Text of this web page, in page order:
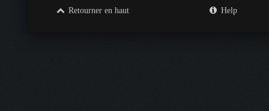
Retourner en haut
Help